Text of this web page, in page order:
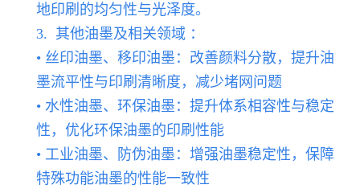
地印刷的均匀性与光泽度。
3. 其他油墨及相关领域 ：
• 丝印油墨、移印油墨：改善颜料分散，提升油
墨流平性与印刷清晰度，减少堵网问题
• 水性油墨、环保油墨：提升体系相容性与稳定
性，优化环保油墨的印刷性能
• 工业油墨、防伪油墨：增强油墨稳定性，保障
特殊功能油墨的性能一致性